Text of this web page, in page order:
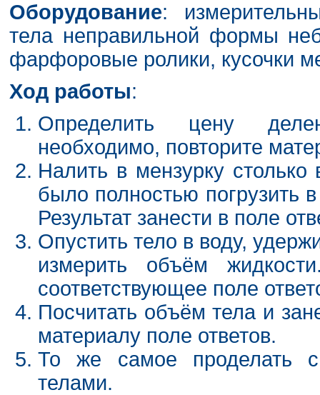
Оборудование:
тела неправильной формы
фарфоровые ролики, кусочки
Ход работы:
Определить цену
необходимо, повторите
Налить в мензурку
было полностью погрузить
Результат занести в поле
Опустить тело в воду,
измерить объём
соответствующее поле
Посчитать объём тела и
материалу поле ответов.
То же самое проделать
телами.